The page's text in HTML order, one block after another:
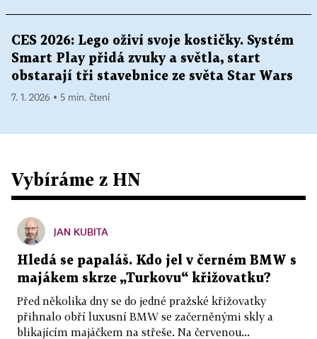
CES 2026: Lego oživí svoje kostičky. Systém
Smart Play přidá zvuky a světla, start
obstarají tři stavebnice ze světa Star Wars
7. 1. 2026 ▪ 5 min. čtení
Vybíráme z HN
JAN KUBITA
Hledá se papaláš. Kdo jel v černém BMW s
majákem skrze „Turkovu“ křižovatku?
Před několika dny se do jedné pražské křižovatky
přihnalo obří luxusní BMW se začerněnými skly a
blikajícím majáčkem na střeše. Na červenou...